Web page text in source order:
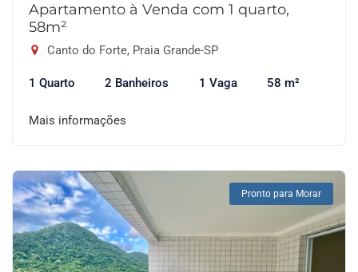
Apartamento à Venda com 1 quarto,
58m²
Canto do Forte, Praia Grande-SP
1 Quarto 2 Banheiros 1 Vaga 58 m²
Mais informações
Pronto para Morar